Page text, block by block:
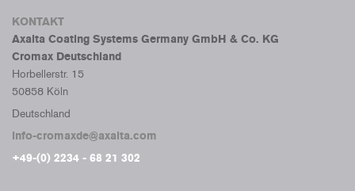
KONTAKT
Axalta Coating Systems Germany GmbH & Co. KG
Cromax Deutschland
Horbellerstr. 15
50858 Köln
Deutschland
info-cromaxde@axalta.com
+49-(0) 2234 - 68 21 302